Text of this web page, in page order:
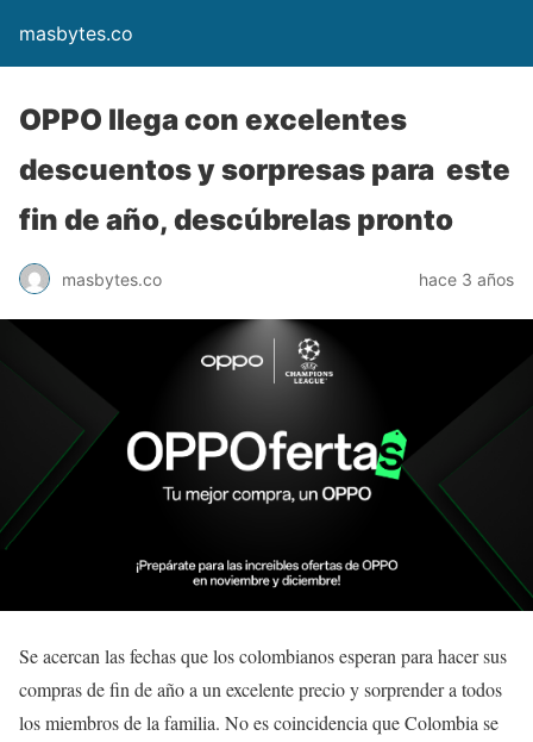
masbytes.co
OPPO llega con excelentes
descuentos y sorpresas para este
fin de año, descúbrelas pronto
masbytes.co hace 3 años
Se acercan las fechas que los colombianos esperan para hacer sus
compras de fin de año a un excelente precio y sorprender a todos
los miembros de la familia. No es coincidencia que Colombia se